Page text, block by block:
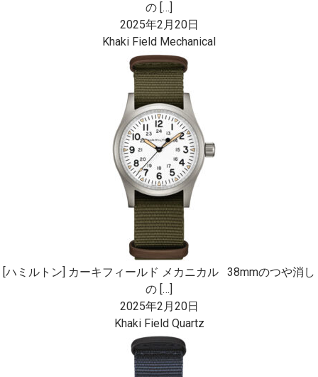
の […]
2025年2月20日
Khaki Field Mechanical
[ハミルトン] カーキフィールド メカニカル 38mmのつや消し
の […]
2025年2月20日
Khaki Field Quartz